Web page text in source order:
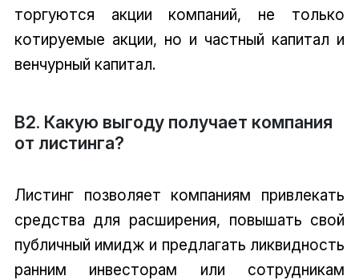
торгуются акции компаний, не только
котируемые акции, но и частный капитал и
венчурный капитал.
В2. Какую выгоду получает компания
от листинга?
Листинг позволяет компаниям привлекать
средства для расширения, повышать свой
публичный имидж и предлагать ликвидность
ранним инвесторам или сотрудникам